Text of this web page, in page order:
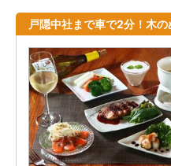
戸隠中社まで車で2分！木